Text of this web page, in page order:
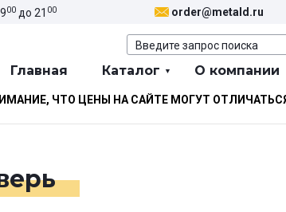
00 до 21 00 order@metald.ru
Главная Каталог О компании
ЧТО ЦЕНЫ НА САЙТЕ МОГУТ